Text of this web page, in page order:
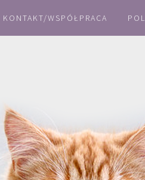
KONTAKT/WSPÓŁPRACA